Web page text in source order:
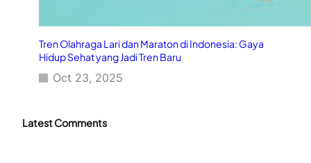
Tren Olahraga Lari dan Maraton di Indonesia: Gaya
Hidup Sehat yang Jadi Tren Baru
Oct 23, 2025
Latest Comments